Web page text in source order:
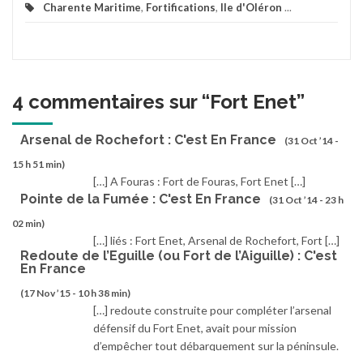
Charente Maritime, Fortifications, Ile d'Oléron ...
4 commentaires sur “Fort Enet”
Arsenal de Rochefort : C'est En France
(31 Oct ’14 -
15 h 51 min)
[…] A Fouras : Fort de Fouras, Fort Enet […]
Pointe de la Fumée : C'est En France
(31 Oct ’14 - 23 h
02 min)
[…] liés : Fort Enet, Arsenal de Rochefort, Fort […]
Redoute de l’Eguille (ou Fort de l’Aiguille) : C'est
En France
(17 Nov ’15 - 10 h 38 min)
[…] redoute construite pour compléter l’arsenal
défensif du Fort Enet, avait pour mission
d’empêcher tout débarquement sur la péninsule.